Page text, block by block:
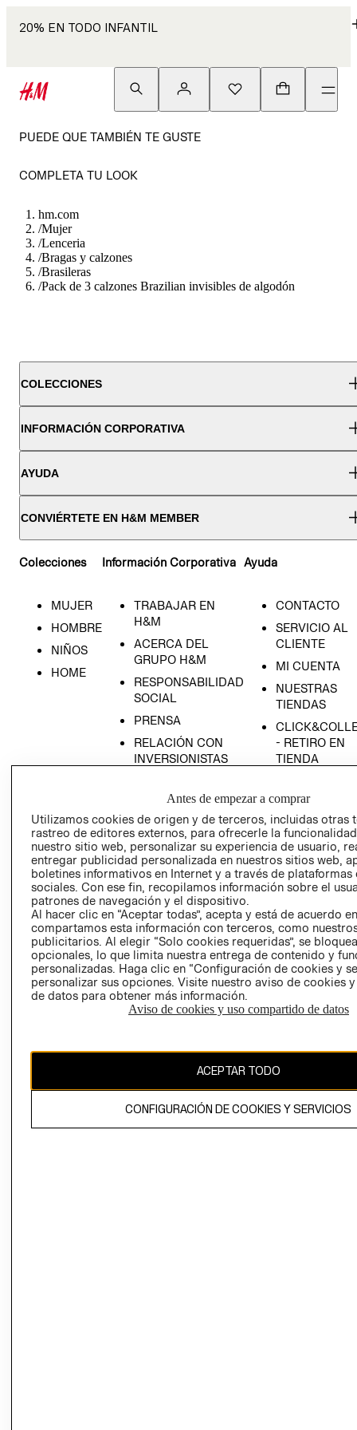
20% EN TODO INFANTIL
PUEDE QUE TAMBIÉN TE GUSTE
COMPLETA TU LOOK
hm.com
/Mujer
/Lenceria
/Bragas y calzones
/Brasileras
/Pack de 3 calzones Brazilian invisibles de algodón
COLECCIONES
INFORMACIÓN CORPORATIVA
AYUDA
CONVIÉRTETE EN H&M MEMBER
Colecciones
MUJER
HOMBRE
NIÑOS
HOME
Información Corporativa
TRABAJAR EN
H&M
ACERCA DEL
GRUPO H&M
RESPONSABILIDAD
SOCIAL
PRENSA
RELACIÓN CON
INVERSIONISTAS
EMPRESARIAL
Ayuda
CONTACTO
SERVICIO AL
CLIENTE
MI CUENTA
NUESTRAS
TIENDAS
- RETIRO EN
TIENDA
CONDICIONES
AVISO DE
PRIVACIDAD
GIFT CARD
AVISO DE
COOKIES
El contenido de esta página web está protegido por copyright y es
Antes de empezar a comprar
Utilizamos cookies de origen y de terceros, incluidas otras
rastreo de editores externos, para ofrecerle la
nuestro sitio web, personalizar su experiencia de usuario,
entregar publicidad personalizada en nuestros sitios web,
boletines informativos en Internet y a través de plataformas
sociales. Con ese fin, recopilamos información sobre el
patrones de navegación y el dispositivo.
Al hacer clic en “Aceptar todas”, acepta y está de acuerdo
compartamos esta información con terceros, como
publicitarios. Al elegir “Solo cookies requeridas”, se
opcionales, lo que limita nuestra entrega de contenido y
personalizadas. Haga clic en “Configuración de cookies y
personalizar sus opciones. Visite nuestro aviso de cookies
de datos para obtener más información.
Aviso de cookies y uso compartido de datos
ACEPTAR TODO
CONFIGURACIÓN DE COOKIES Y SERVICIOS